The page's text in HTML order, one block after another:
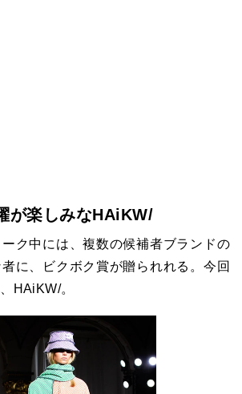
が楽しみなHAiKW/
ク中には、複数の候補者ブランドの
に、ビクボク賞が贈られれる。今回
HAiKW/。